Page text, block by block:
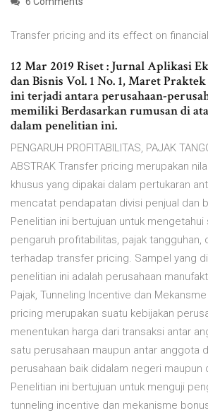
Transfer pricing and its effect on
12 Mar 2019 Riset : Jurnal Aplikasi
dan Bisnis Vol. 1 No. 1, Maret
ini terjadi antara perusahaan-
memiliki Berdasarkan rumusan di
dalam penelitian ini.
PENGARUH PROFITABILITAS, PAJAK
ABSTRAK Transfer pricing merupakan
khusus yang dipakai dalam pertukaran
mencatat pendapatan divisi penjual dan
Penelitian ini bertujuan untuk
pengaruh profitabilitas, pajak tangguhan,
terhadap transfer pricing. Sampel yang
penelitian ini adalah perusahaan
Pajak, Tunneling Incentive dan
pricing merupakan suatu kebijakan
menentukan harga dari transaksi antar
satu perusahaan maupun antar anggota
perusahaan baik didalam negeri maupun
Penelitian ini bertujuan untuk menguji
tunneling incentive dan mekanisme